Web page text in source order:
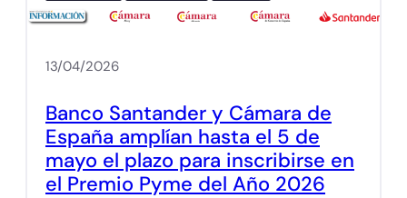
13/04/2026
Banco Santander y Cámara de
España amplían hasta el 5 de
mayo el plazo para inscribirse en
el Premio Pyme del Año 2026